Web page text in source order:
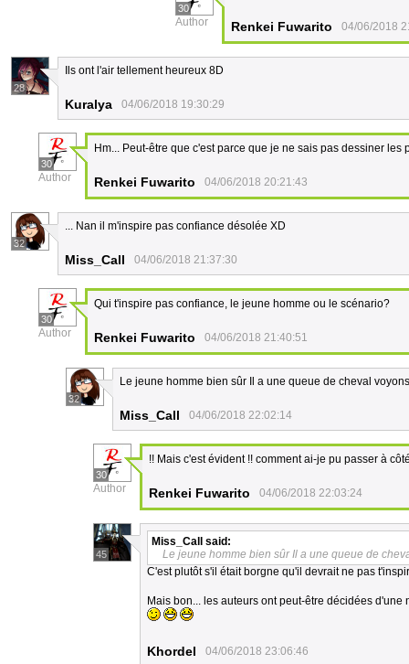
30
Author Renkei Fuwarito 04/06/2018
28
Ils ont l'air tellement heureux 8D
Kuralya 04/06/2018 19:30:29
30
Author
Hm... Peut-être que c'est parce que je ne sais pas dessiner les
Renkei Fuwarito 04/06/2018 20:21:43
32
... Nan il m'inspire pas confiance désolée XD
Miss_Call 04/06/2018 21:37:30
30
Author
Qui t'inspire pas confiance, le jeune homme ou le scénario?
Renkei Fuwarito 04/06/2018 21:40:51
32
Le jeune homme bien sûr Il a une queue de cheval
Miss_Call 04/06/2018 22:02:14
30
Author
!! Mais c'est évident !! comment ai-je pu passer à
Renkei Fuwarito 04/06/2018 22:03:24
45
Miss_Call
said:
Le jeune homme bien sûr Il a une queue de
C'est plutôt s'il était borgne qu'il devrait ne pas
Mais bon... les auteurs ont peut-être décidées
Khordel 04/06/2018 23:06:46